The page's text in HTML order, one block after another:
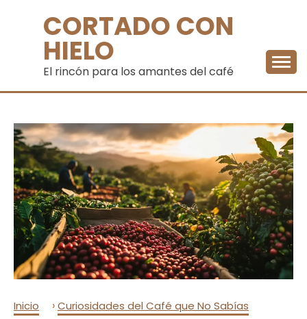
contenidoCORTADO CON
HIELO
El rincón para los amantes del café
Inicio ›Curiosidades del Café que No Sabías